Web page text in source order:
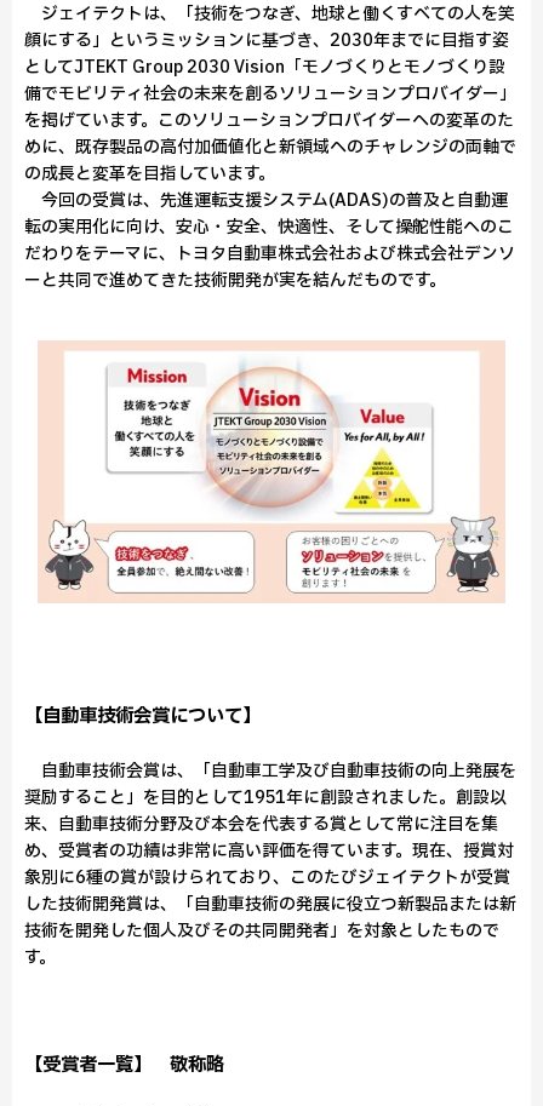
ジェイテクトは、「技術をつなぎ、地球と働くすべての人を笑
顔にする」というミッションに基づき、2030年までに目指す姿
としてJTEKT Group 2030 Vision「モノづくりとモノづくり設
備でモビリティ社会の未来を創るソリューションプロバイダー」
を掲げています。このソリューションプロバイダーへの変革のた
めに、既存製品の高付加価値化と新領域へのチャレンジの両軸で
の成長と変革を目指しています。
今回の受賞は、先進運転支援システム(ADAS)の普及と自動運
転の実用化に向け、安心・安全、快適性、そして操舵性能へのこ
だわりをテーマに、トヨタ自動車株式会社および株式会社デンソ
ーと共同で進めてきた技術開発が実を結んだものです。
【自動車技術会賞について】
自動車技術会賞は、「自動車工学及び自動車技術の向上発展を
奨励すること」を目的として1951年に創設されました。創設以
来、自動車技術分野及び本会を代表する賞として常に注目を集
め、受賞者の功績は非常に高い評価を得ています。現在、授賞対
象別に6種の賞が設けられており、このたびジェイテクトが受賞
した技術開発賞は、「自動車技術の発展に役立つ新製品または新
技術を開発した個人及びその共同開発者」を対象としたもので
す。
【受賞者一覧】 敬称略